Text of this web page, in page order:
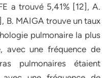
a trouvé 5,41% [12], A.
B. MAIGA trouve un taux
pulmonaire la plus
avec une fréquence de
pulmonaires étaient